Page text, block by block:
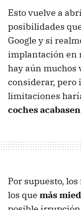
Esto vuelve a
posibilidades
Google y si
implantación en
hay aún muchos
considerar, pero
limitaciones
coches
Por supuesto,
los que más